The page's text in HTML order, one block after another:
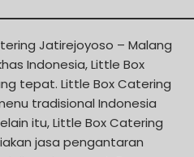
Jatirejoyoso – Malang
Indonesia, Little Box
tepat. Little Box Catering
tradisional Indonesia
itu, Little Box Catering
jasa pengantaran